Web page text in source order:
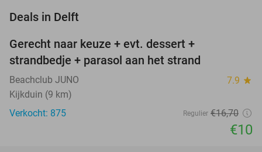
Deals in Delft
Gerecht naar keuze + evt. dessert +
strandbedje + parasol aan het strand
Beachclub JUNO 7.9 star
Kijkduin (9 km)
Verkocht: 875
Regulier €16,70
€10